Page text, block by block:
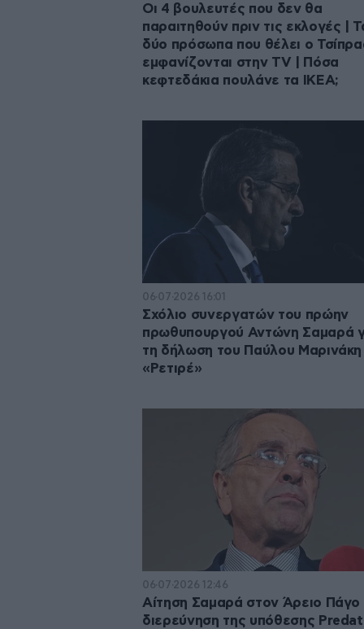
Οι 4 βουλευτές που δεν θα
παραιτηθούν πριν τις εκλογές |
δύο πρόσωπα που θέλει ο
εμφανίζονται στην TV | Πόσα
κεφτεδάκια πουλάνε τα IKEA;
06·07·2026 16:01
Σχόλιο συνεργατών του πρώην
πρωθυπουργού Αντώνη Σαμαρά
τη δήλωση του Παύλου Μαρινάκη
«Ρετιρέ»
06·07·2026 12:46
Αίτηση Σαμαρά στον Άρειο Πάγο
διερεύνηση της υπόθεσης